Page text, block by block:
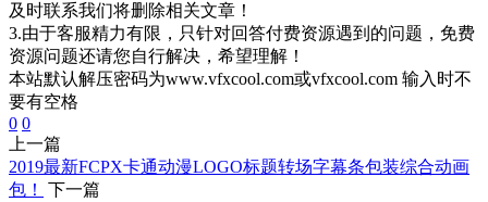
及时联系我们将删除相关文章！
3.由于客服精力有限，只针对回答付费资源遇到的问题，免费
资源问题还请您自行解决，希望理解！
本站默认解压密码为www.vfxcool.com或vfxcool.com 输入时不
要有空格
0 0
上一篇
2019最新FCPX卡通动漫LOGO标题转场字幕条包装综合动画
包！
下一篇